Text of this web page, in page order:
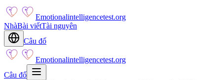
Emotionalintelligencetest.org
NhàBài viếtTài nguyên
Câu đố
Emotionalintelligencetest.org
Câu đố